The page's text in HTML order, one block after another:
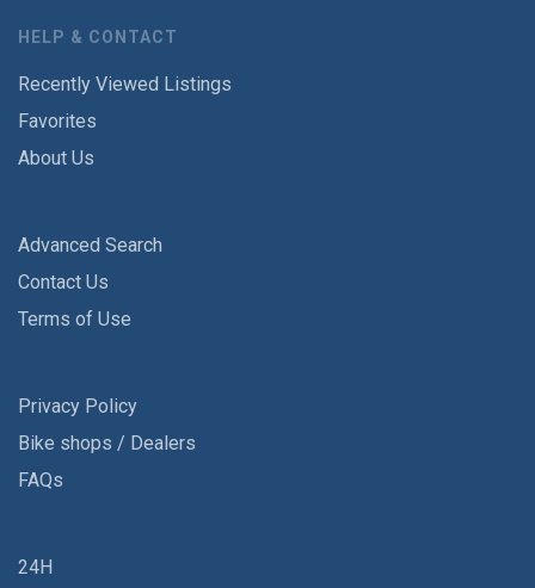
HELP & CONTACT
Recently Viewed Listings
Favorites
About Us
Advanced Search
Contact Us
Terms of Use
Privacy Policy
Bike shops / Dealers
FAQs
24H